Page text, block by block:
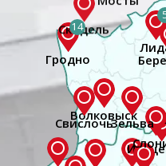
Гродно
14